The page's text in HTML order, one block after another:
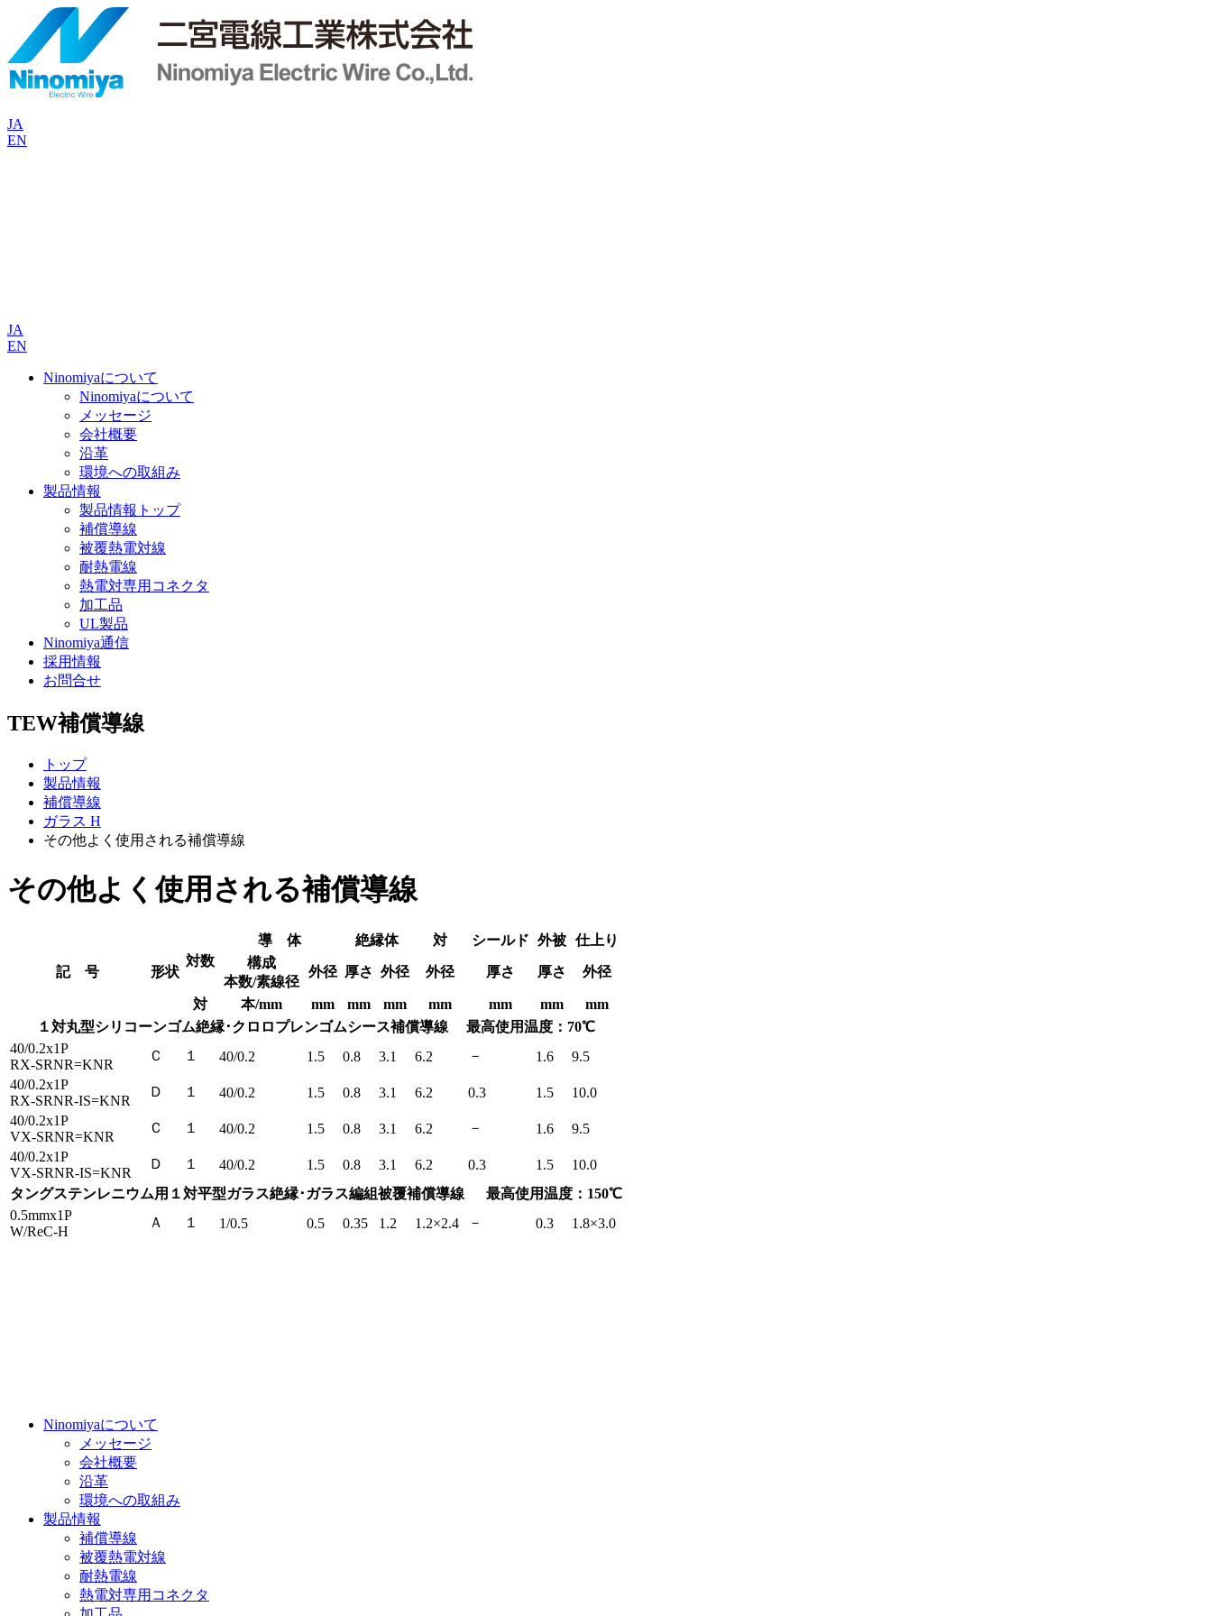
JA
EN
JA
EN
Ninomiyaについて
Ninomiyaについて
メッセージ
会社概要
沿革
環境への取組み
製品情報
製品情報トップ
補償導線
被覆熱電対線
耐熱電線
熱電対専用コネクタ
加工品
UL製品
Ninomiya通信
採用情報
お問合せ
TEW補償導線
トップ
製品情報
補償導線
ガラス H
その他よく使用される補償導線
その他よく使用される補償導線
記 号 形状
対数
導 体 絶縁体 対 シールド 外被 仕上り
構成
本数/素線径
外径 厚さ 外径 外径 厚さ 厚さ 外径
対 本/mm mm mm mm mm mm mm
mm
１対丸型シリコーンゴム絶縁･クロロプレンゴムシース補償導線 最高使用温度：70℃
40/0.2x1P
RX-SRNR=KNR
Ｃ １ 40/0.2 1.5 0.8 3.1 6.2 － 1.6
9.5
40/0.2x1P
RX-SRNR-IS=KNR
Ｄ １ 40/0.2 1.5 0.8 3.1 6.2 0.3 1.5
10.0
40/0.2x1P
VX-SRNR=KNR
Ｃ １ 40/0.2 1.5 0.8 3.1 6.2 － 1.6
9.5
40/0.2x1P
VX-SRNR-IS=KNR
Ｄ １ 40/0.2 1.5 0.8 3.1 6.2 0.3 1.5
10.0
タングステンレニウム用１対平型ガラス絶縁･ガラス編組被覆補償導線
最高使用温度：150℃
0.5mmx1P
W/ReC-H
Ａ １ 1/0.5 0.5 0.35 1.2 1.2×2.4 － 0.3 1.8×3.0
Ninomiyaについて
メッセージ
会社概要
沿革
環境への取組み
製品情報
補償導線
被覆熱電対線
耐熱電線
熱電対専用コネクタ